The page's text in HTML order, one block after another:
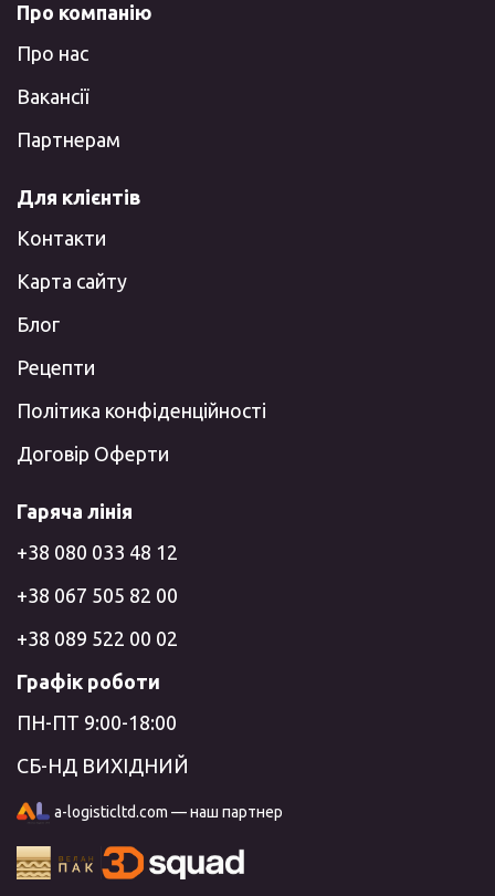
Про компанію
Про нас
Вакансії
Партнерам
Для клієнтів
Контакти
Карта сайту
Блог
Рецепти
Політика конфіденційності
Договір Оферти
Гаряча лінія
+38 080 033 48 12
+38 067 505 82 00
+38 089 522 00 02
Графік роботи
ПН-ПТ 9:00-18:00
СБ-НД ВИХІДНИЙ
a-logisticltd.com — наш партнер